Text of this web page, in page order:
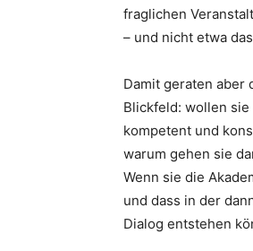
fraglichen
– und nicht etwa
Damit geraten aber
Blickfeld: wollen
kompetent und
warum gehen sie
Wenn sie die
und dass in der
Dialog entstehen